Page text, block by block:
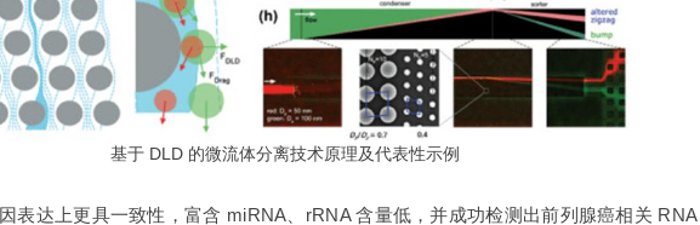
基于 DLD 的微流体分离技术原理及代表性示例
表达上更具一致性，富含 miRNA、rRNA 含量低，并成功检测出前列腺癌相关